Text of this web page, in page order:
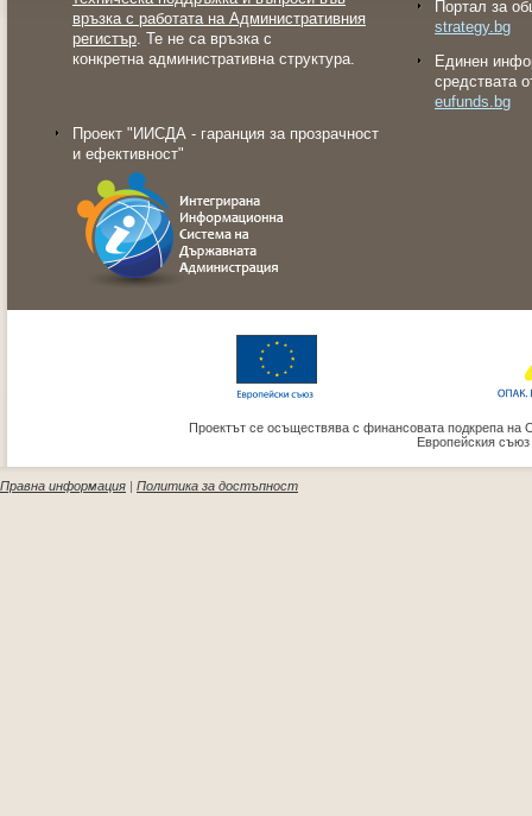
връзка с работата на Административния
регистър. Те не са връзка с
конкретна административна структура.
Проект "ИИСДА - гаранция за прозрачност
и ефективност"
Портал за
strategy.bg
Eдинен
средствата
eufunds.bg
Проектът се осъществява с финансовата подкрепа на
Европейския
Правна информация | Политика за достъпност